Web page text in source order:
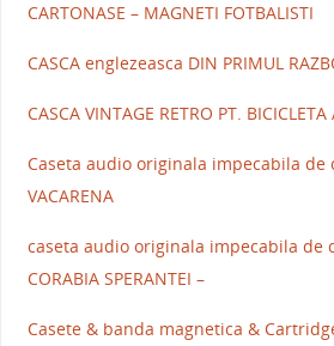
CARTONASE – MAGNETI FOTBALISTI
CASCA englezeasca DIN PRIMUL
CASCA VINTAGE RETRO PT.
Caseta audio originala impecabila de
VACARENA
caseta audio originala impecabila de
CORABIA SPERANTEI –
Casete & banda magnetica &